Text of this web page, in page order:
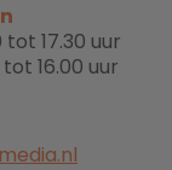
17.30 uur
16.00 uur